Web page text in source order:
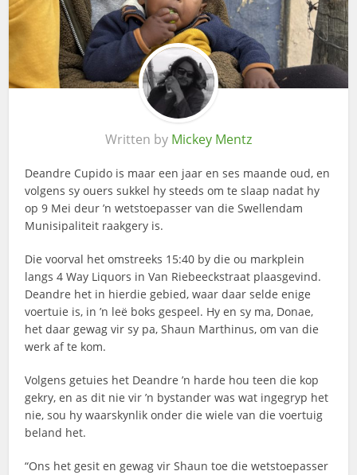
Written by Mickey Mentz
Deandre Cupido is maar een jaar en ses maande oud, en
volgens sy ouers sukkel hy steeds om te slaap nadat hy
op 9 Mei deur ’n wetstoepasser van die Swellendam
Munisipaliteit raakgery is.
Die voorval het omstreeks 15:40 by die ou markplein
langs 4 Way Liquors in Van Riebeeckstraat plaasgevind.
Deandre het in hierdie gebied, waar daar selde enige
voertuie is, in ’n leë boks gespeel. Hy en sy ma, Donae,
het daar gewag vir sy pa, Shaun Marthinus, om van die
werk af te kom.
Volgens getuies het Deandre ’n harde hou teen die kop
gekry, en as dit nie vir ’n bystander was wat ingegryp het
nie, sou hy waarskynlik onder die wiele van die voertuig
beland het.
“Ons het gesit en gewag vir Shaun toe die wetstoepasser